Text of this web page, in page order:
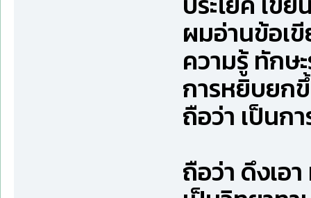
ผมอ่านข้อเ
ความรู้ ทักษ
การหยิบยก
ถือว่า เป็นก
ถือว่า ดึงเอ